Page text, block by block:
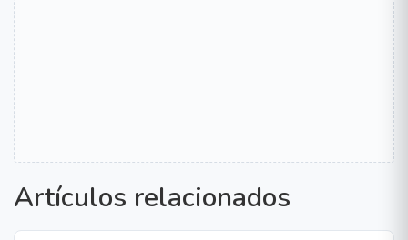
Artículos relacionados